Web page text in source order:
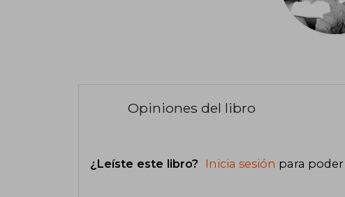
Opiniones del libro
¿Leíste este libro? Inicia sesión para